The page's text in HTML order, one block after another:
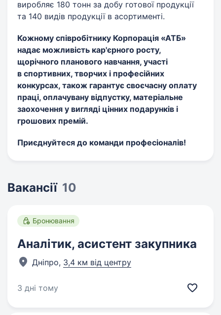
виробляє 180 тонн за добу готової продукції
та 140 видів продукції в асортименті.
Кожному співробітнику Корпорація «АТБ»
надає можливість кар'єрного росту,
щорічного планового навчання, участі
в спортивних, творчих і професійних
конкурсах, також гарантує своєчасну оплату
праці, оплачувану відпустку, матеріальне
заохочення у вигляді цінних подарунків і
грошових премій.
Приєднуйтеся до команди професіоналів!
Вакансії 10
Бронювання
Аналітик, асистент закупника
Дніпро, 3,4 км від центру
3 дні тому